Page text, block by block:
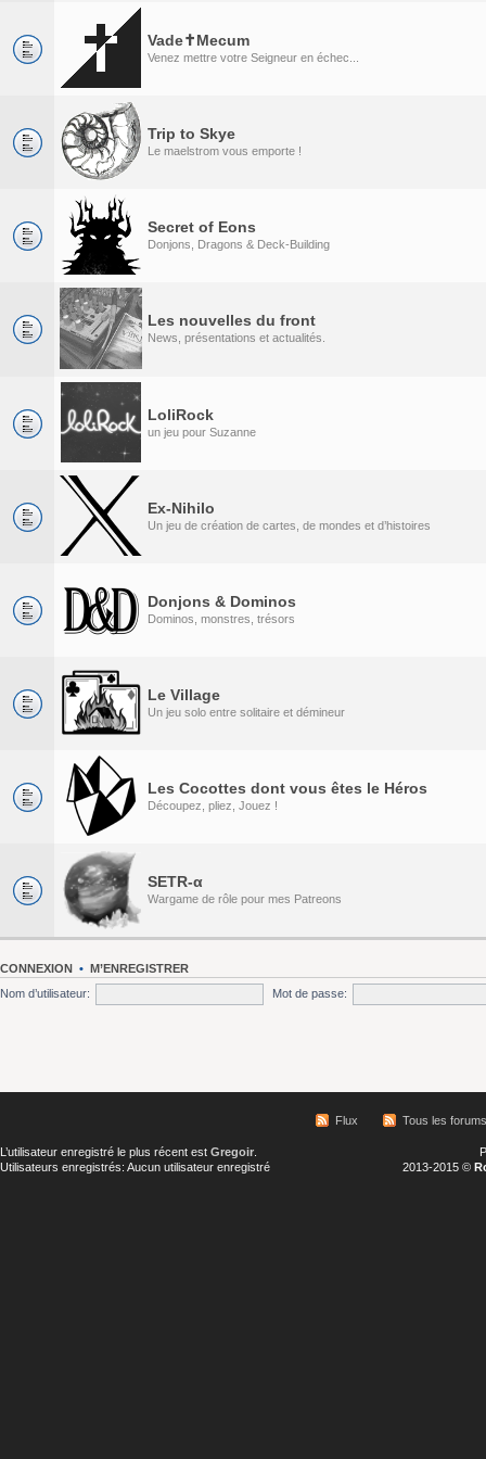
Vade✝Mecum
Venez mettre votre Seigneur en échec...
Trip to Skye
Le maelstrom vous emporte !
Secret of Eons
Donjons, Dragons & Deck-Building
Les nouvelles du front
News, présentations et actualités.
LoliRock
un jeu pour Suzanne
Ex-Nihilo
Un jeu de création de cartes, de mondes et d’histoires
Donjons & Dominos
Dominos, monstres, trésors
Le Village
Un jeu solo entre solitaire et démineur
Les Cocottes dont vous êtes le Héros
Découpez, pliez, Jouez !
SETR-α
Wargame de rôle pour mes Patreons
CONNEXION • M’ENREGISTRER
Nom d’utilisateur:
Mot de passe:
Flux Tous les forums
L’utilisateur enregistré le plus récent est Gregoir
Utilisateurs enregistrés: Aucun utilisateur enregistré
2013-2015 ©